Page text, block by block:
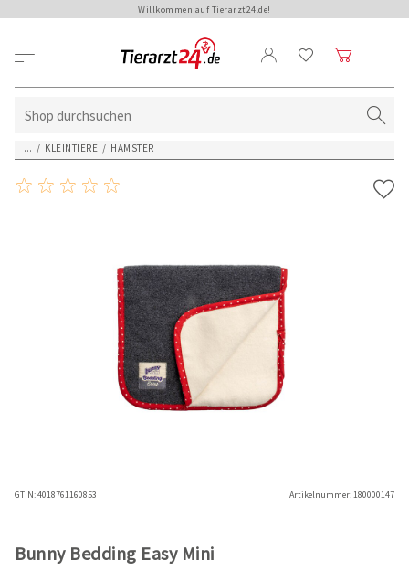
Willkommen auf Tierarzt24.de!
... / KLEINTIERE / HAMSTER
GTIN:4018761160853 Artikelnummer:180000147
Bunny Bedding Easy Mini